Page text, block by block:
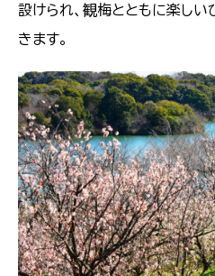
設けられ、観梅とともに楽し
きます。